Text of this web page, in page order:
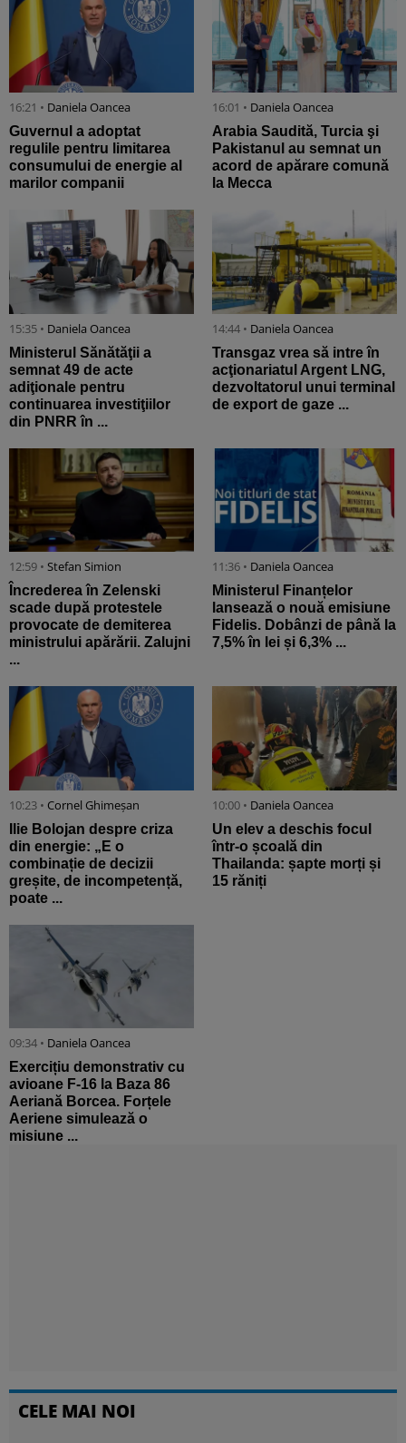
16:21 • Daniela Oancea
Guvernul a adoptat
regulile pentru limitarea
consumului de energie al
marilor companii
16:01 • Daniela Oancea
Arabia Saudită, Turcia şi
Pakistanul au semnat un
acord de apărare comună
la Mecca
15:35 • Daniela Oancea
Ministerul Sănătăţii a
semnat 49 de acte
adiţionale pentru
continuarea investiţiilor
din PNRR în ...
14:44 • Daniela Oancea
Transgaz vrea să intre în
acţionariatul Argent LNG,
dezvoltatorul unui terminal
de export de gaze ...
12:59 • Stefan Simion
Încrederea în Zelenski
scade după protestele
provocate de demiterea
ministrului apărării. Zalujni
...
11:36 • Daniela Oancea
Ministerul Finanțelor
lansează o nouă emisiune
Fidelis. Dobânzi de până la
7,5% în lei și 6,3% ...
10:23 • Cornel Ghimeșan
Ilie Bolojan despre criza
din energie: „E o
combinație de decizii
greșite, de incompetență,
poate ...
10:00 • Daniela Oancea
Un elev a deschis focul
într-o școală din
Thailanda: șapte morți și
15 răniți
09:34 • Daniela Oancea
Exercițiu demonstrativ cu
avioane F-16 la Baza 86
Aeriană Borcea. Forțele
Aeriene simulează o
misiune ...
CELE MAI NOI